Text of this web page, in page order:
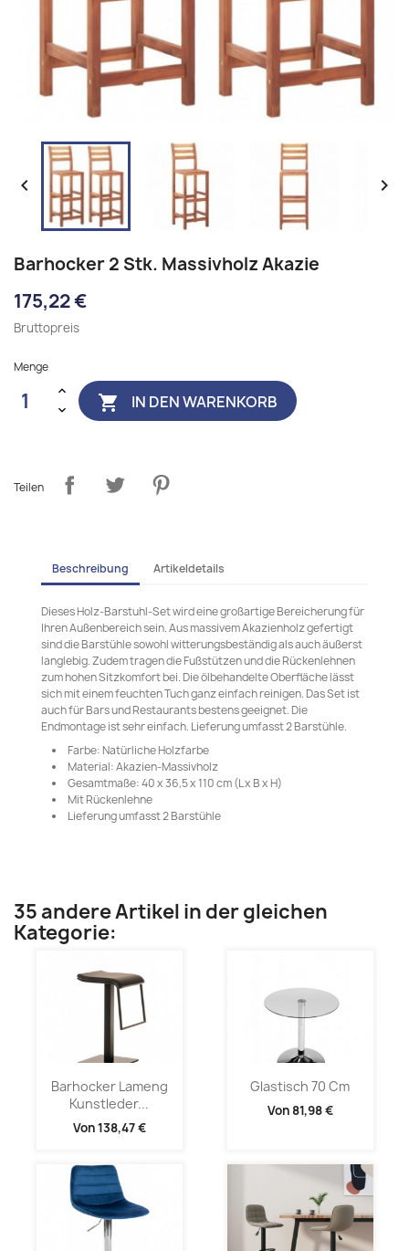
 
Barhocker 2 Stk. Massivholz Akazie
175,22 €
Bruttopreis
Menge
 IN DEN WARENKORB
Teilen
Beschreibung Artikeldetails
Dieses Holz-Barstuhl-Set wird eine großartige Bereicherung für
Ihren Außenbereich sein. Aus massivem Akazienholz gefertigt
sind die Barstühle sowohl witterungsbeständig als auch äußerst
langlebig. Zudem tragen die Fußstützen und die Rückenlehnen
zum hohen Sitzkomfort bei. Die ölbehandelte Oberfläche lässt
sich mit einem feuchten Tuch ganz einfach reinigen. Das Set ist
auch für Bars und Restaurants bestens geeignet. Die
Endmontage ist sehr einfach. Lieferung umfasst 2 Barstühle.
Farbe: Natürliche Holzfarbe
Material: Akazien-Massivholz
Gesamtmaße: 40 x 36,5 x 110 cm (L x B x H)
Mit Rückenlehne
Lieferung umfasst 2 Barstühle
35 andere Artikel in der gleichen
Kategorie:
Barhocker Lameng
Kunstleder...
Von138,47 €
Glastisch 70 Cm
Von 81,98 €